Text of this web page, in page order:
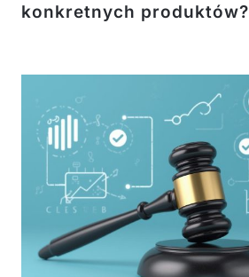
konkretnych produktów?